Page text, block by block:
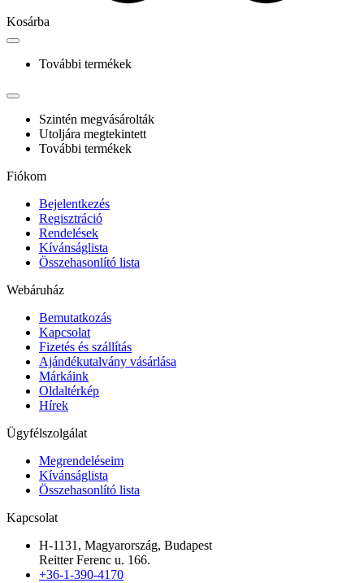
Kosárba
További termékek
Szintén megvásárolták
Utoljára megtekintett
További termékek
Fiókom
Bejelentkezés
Regisztráció
Rendelések
Kívánságlista
Összehasonlító lista
Webáruház
Bemutatkozás
Kapcsolat
Fizetés és szállítás
Ajándékutalvány vásárlása
Márkáink
Oldaltérkép
Hírek
Ügyfélszolgálat
Megrendeléseim
Kívánságlista
Összehasonlító lista
Kapcsolat
H-1131, Magyarország, Budapest
Reitter Ferenc u. 166.
+36-1-390-4170